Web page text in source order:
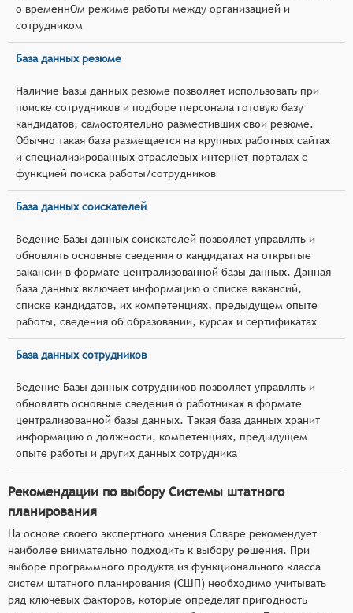
о временнОм режиме работы между организацией и
сотрудником
База данных резюме
Наличие Базы данных резюме позволяет использовать при
поиске сотрудников и подборе персонала готовую базу
кандидатов, самостоятельно разместивших свои резюме.
Обычно такая база размещается на крупных работных сайтах
и специализированных отраслевых интернет-порталах с
функцией поиска работы/сотрудников
База данных соискателей
Ведение Базы данных соискателей позволяет управлять и
обновлять основные сведения о кандидатах на открытые
вакансии в формате централизованной базы данных. Данная
база данных включает информацию о списке вакансий,
списке кандидатов, их компетенциях, предыдущем опыте
работы, сведения об образовании, курсах и сертификатах
База данных сотрудников
Ведение Базы данных сотрудников позволяет управлять и
обновлять основные сведения о работниках в формате
централизованной базы данных. Такая база данных хранит
информацию о должности, компетенциях, предыдущем
опыте работы и других данных сотрудника
Рекомендации по выбору Системы штатного
планирования
На основе своего экспертного мнения Соваре рекомендует
наиболее внимательно подходить к выбору решения. При
выборе программного продукта из функционального класса
систем штатного планирования (СШП) необходимо учитывать
ряд ключевых факторов, которые определят пригодность